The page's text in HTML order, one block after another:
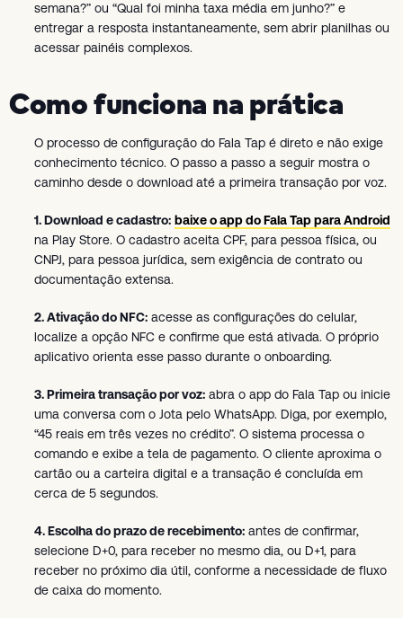
semana?” ou “Qual foi minha taxa média em junho?” e
entregar a resposta instantaneamente, sem abrir planilhas ou
acessar painéis complexos.
Como funciona na prática
O processo de configuração do Fala Tap é direto e não exige
conhecimento técnico. O passo a passo a seguir mostra o
caminho desde o download até a primeira transação por voz.
1. Download e cadastro: baixe o app do Fala Tap para Android
na Play Store. O cadastro aceita CPF, para pessoa física, ou
CNPJ, para pessoa jurídica, sem exigência de contrato ou
documentação extensa.
2. Ativação do NFC: acesse as configurações do celular,
localize a opção NFC e confirme que está ativada. O próprio
aplicativo orienta esse passo durante o onboarding.
3. Primeira transação por voz: abra o app do Fala Tap ou inicie
uma conversa com o Jota pelo WhatsApp. Diga, por exemplo,
“45 reais em três vezes no crédito”. O sistema processa o
comando e exibe a tela de pagamento. O cliente aproxima o
cartão ou a carteira digital e a transação é concluída em
cerca de 5 segundos.
4. Escolha do prazo de recebimento: antes de confirmar,
selecione D+0, para receber no mesmo dia, ou D+1, para
receber no próximo dia útil, conforme a necessidade de fluxo
de caixa do momento.